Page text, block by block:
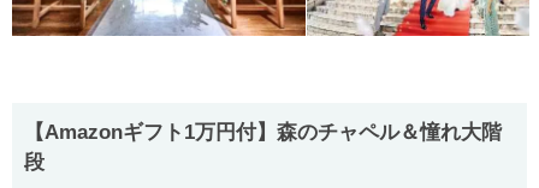
【Amazonギフト1万円付】森のチャペル＆憧れ大階
段